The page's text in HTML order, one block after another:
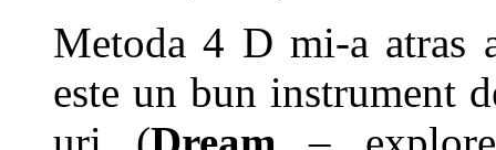
Metoda 4 D mi-a atras
este un bun instrument